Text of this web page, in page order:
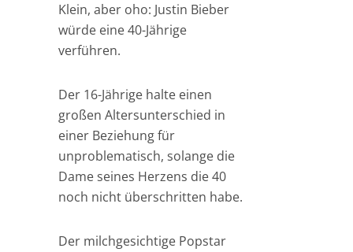
Klein, aber oho: Justin Bieber
würde eine 40-Jährige
verführen.
Der 16-Jährige halte einen
großen Altersunterschied in
einer Beziehung für
unproblematisch, solange die
Dame seines Herzens die 40
noch nicht überschritten habe.
Der milchgesichtige Popstar